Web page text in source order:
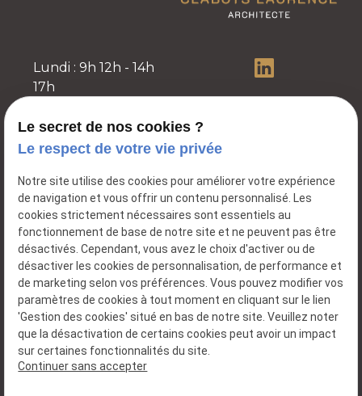
Lundi : 9h 12h - 14h
17h
17h
Jeudi : 9h 12h
Dimanche : fermé
Plan du
site
Mentions
légales
Politique de
confidentialité
Gestion des cookies
TVA
Intracommunautaire :
BE0662743194
Le secret de nos cookies ?
Le respect de votre vie privée
Notre site utilise des cookies pour améliorer votre expérience
de navigation et vous offrir un contenu personnalisé. Les
cookies strictement nécessaires sont essentiels au
fonctionnement de base de notre site et ne peuvent pas être
désactivés. Cependant, vous avez le choix d'activer ou de
désactiver les cookies de personnalisation, de performance et
de marketing selon vos préférences. Vous pouvez modifier vos
paramètres de cookies à tout moment en cliquant sur le lien
'Gestion des cookies' situé en bas de notre site. Veuillez noter
que la désactivation de certains cookies peut avoir un impact
sur certaines fonctionnalités du site.
Continuer sans accepter